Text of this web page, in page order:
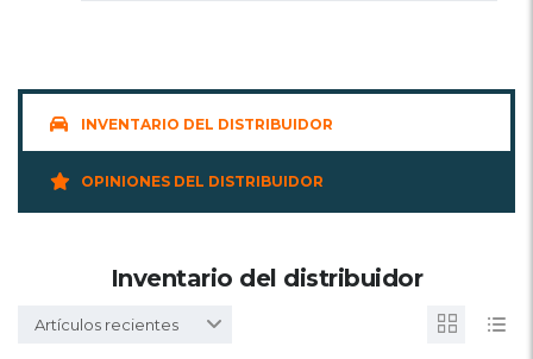
INVENTARIO DEL DISTRIBUIDOR
OPINIONES DEL DISTRIBUIDOR
Inventario del distribuidor
Artículos recientes